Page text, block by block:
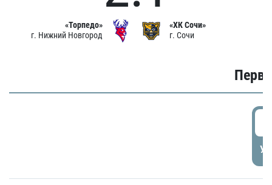
«Торпедо»
г. Нижний Новгород
«ХК Сочи»
г. Сочи